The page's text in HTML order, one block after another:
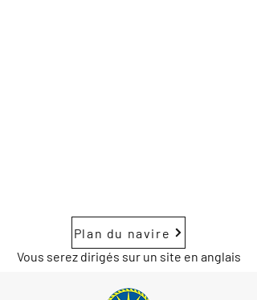
Plan du navire
Vous serez dirigés sur un site en anglais